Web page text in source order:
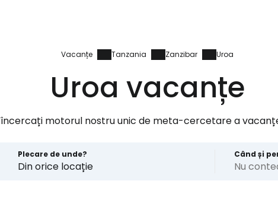
Vacanțe Tanzania Zanzibar Uroa
Uroa vacanțe
încercați motorul nostru unic de meta-cercetare a
Plecare de unde?
Din orice locație
Când și
Nu